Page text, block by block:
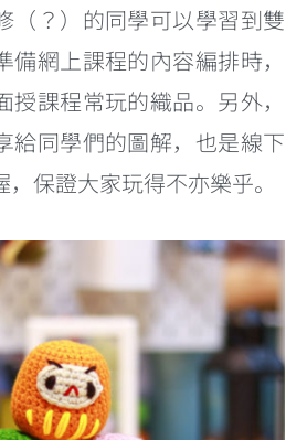
（？）的同學可以學習到雙
網上課程的內容編排時，
授課程常玩的織品。另外，
給同學們的圖解，也是線下
保證大家玩得不亦樂乎。